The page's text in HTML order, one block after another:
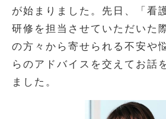
が始まりました。先日、「看
研修を担当させていただいた
の方々から寄せられる不安や
らのアドバイスを交えてお話
ました。